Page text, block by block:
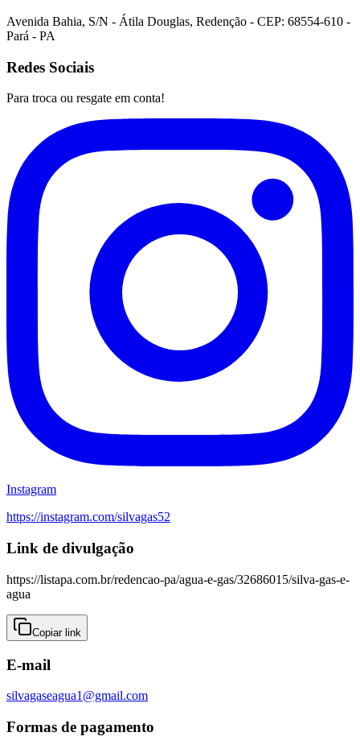
Avenida Bahia, S/N - Átila Douglas, Redenção - CEP: 68554-610 -
Pará - PA
Redes Sociais
Para troca ou resgate em conta!
Instagram
https://instagram.com/silvagas52
Link de divulgação
https://listapa.com.br/redencao-pa/agua-e-gas/32686015/silva-gas-e-
agua
Copiar link
E-mail
silvagaseagua1@gmail.com
Formas de pagamento